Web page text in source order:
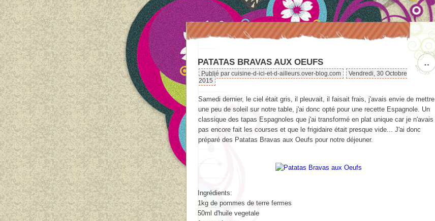
…
PATATAS BRAVAS AUX OEUFS
Publié par cuisine-d-ici-et-d-ailleurs.over-blog.com
Vendredi, 30 Octobre
2015
Samedi dernier, le ciel était gris, il pleuvait, il faisait frais, j'avais envie de mettre
une peu de soleil sur notre table, j'ai donc opté pour une recette Espagnole. Un
classique des tapas Espagnoles que j'ai transformé en plat unique car je n'avais
pas encore fait les courses et que le frigidaire était presque vide... J'ai donc
préparé des Patatas Bravas aux Oeufs pour notre déjeuner.
Ingrédients:
1kg de pommes de terre fermes
50ml d'huile vegetale